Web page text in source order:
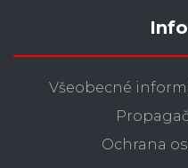
Všeobecné
Ochrana